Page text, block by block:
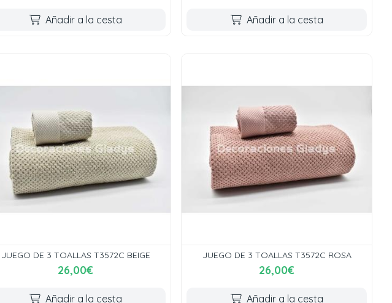
Añadir a la cesta Añadir a la cesta
JUEGO DE 3 TOALLAS T3572C BEIGE
26,00€
Añadir a la cesta
JUEGO DE 3 TOALLAS T3572C ROSA
26,00€
Añadir a la cesta